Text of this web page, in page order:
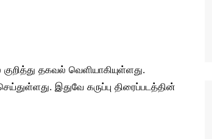
தகவல் வெளியாகியுள்ளது.
இதுவே கருப்பு திரைப்படத்தின்